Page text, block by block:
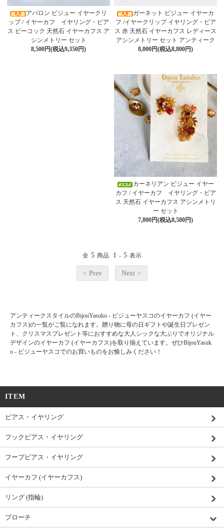
アバロン ビジュー イヤークリ
ップ / イヤーカフ イヤリング・ピア
ス ピーコック 天然石 イヤーカフス ア
シンメトリー セット
8,500円(税込9,350円)
ガーネット ビジュー イヤーカ
フ /イヤークリップ イヤリング・ピア
ス 赤 天然石 イヤーカフス レディース
アシンメトリー セット アンティーク
8,000円(税込8,800円)
カーネリアン ビジュー イヤー
カフ / イヤーカフ イヤリング・ピア
ス 天然石 イヤーカフス アシンメトリ
ー セット
7,800円(税込8,580円)
全 5 商品 1 - 5 表示
< Prev Next >
アンティークスタイルのBijouYasuko - ビジューヤスコのイヤーカフ (イヤー
カフス)の一覧がご覧になれます。贈り物に母の日ギフトや誕生日プレゼン
ト、クリスマスプレゼント等におすすめな大人シックな大ぶりでオリジナル
デザインのイヤーカフ (イヤーカフス)を取り揃えています。ぜひBijouYasuk
o - ビジューヤスコでのお買いものをお愉しみください！
ITEM
ピアス・イヤリング
フックピアス・イヤリング
フープピアス・イヤリング
イヤーカフ (イヤーカフス)
リング (指輪)
ブローチ